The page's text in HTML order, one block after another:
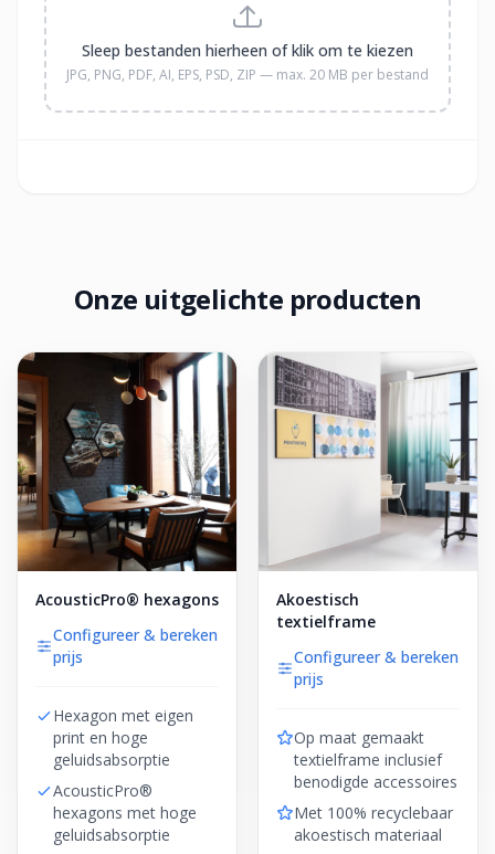
Sleep bestanden hierheen of klik om te kiezen
JPG, PNG, PDF, AI, EPS, PSD, ZIP — max. 20 MB per bestand
Onze uitgelichte producten
AcousticPro® hexagons
Configureer & bereken
prijs
Hexagon met eigen
print en hoge
geluidsabsorptie
AcousticPro®
hexagons met hoge
geluidsabsorptie
Akoestisch
textielframe
Configureer & bereken
prijs
Op maat gemaakt
textielframe inclusief
benodigde accessoires
Met 100% recyclebaar
akoestisch materiaal